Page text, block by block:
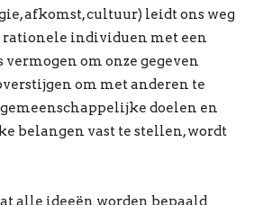
afkomst, cultuur) leidt ons weg
rationele individuen met een
vermogen om onze gegeven
om met anderen te
doelen en
belangen vast te stellen, wordt
alle ideeën worden bepaald